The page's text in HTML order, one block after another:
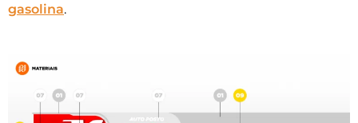
gasolina.